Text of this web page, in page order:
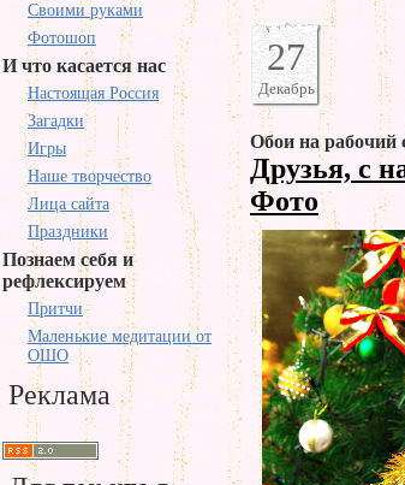
Своими руками
Фотошоп
И что касается нас
Настоящая Россия
Загадки
Игры
Наше творчество
Лица сайта
Праздники
Познаем себя и
рефлексируем
Притчи
Маленькие медитации от
ОШО
Реклама
27
Декабрь
Обои на рабочий
Друзья, с
Фото